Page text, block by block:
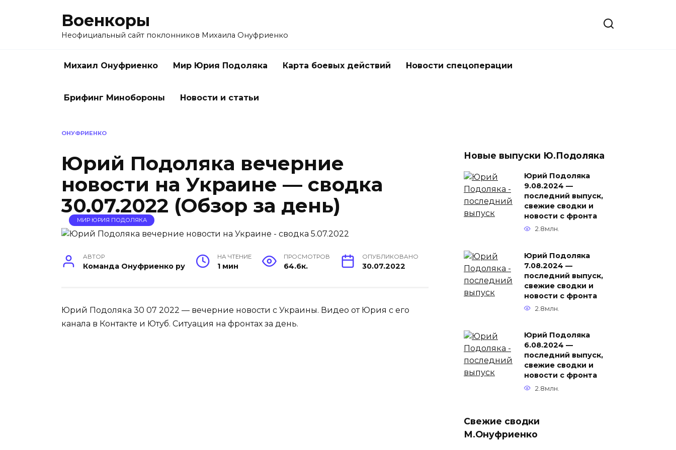
Военкоры
Неофициальный сайт поклонников Михаила Онуфриенко
Михаил Онуфриенко Мир Юрия Подоляка Карта боевых действий Новости спецоперации
Брифинг Минобороны Новости и статьи
ОНУФРИЕНКО
Юрий Подоляка вечерние
новости на Украине — сводка
30.07.2022 (Обзор за день)
МИР ЮРИЯ ПОДОЛЯКА
АВТОР
Команда Онуфриенко ру
НА ЧТЕНИЕ
1 мин
ПРОСМОТРОВ
64.6к.
ОПУБЛИКОВАНО
30.07.2022
Юрий Подоляка 30 07 2022 — вечерние новости с Украины. Видео от Юрия с его
канала в Контакте и Ютуб. Ситуация на фронтах за день.
Новые выпуски Ю.Подоляка
Юрий Подоляка
9.08.2024 —
последний выпуск,
свежие сводки и
новости с фронта
2.8млн.
Юрий Подоляка
7.08.2024 —
последний выпуск,
свежие сводки и
новости с фронта
2.8млн.
Юрий Подоляка
6.08.2024 —
последний выпуск,
свежие сводки и
новости с фронта
2.8млн.
Свежие сводки
М.Онуфриенко